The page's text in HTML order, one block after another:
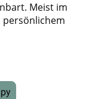
Meist im
persönlichem